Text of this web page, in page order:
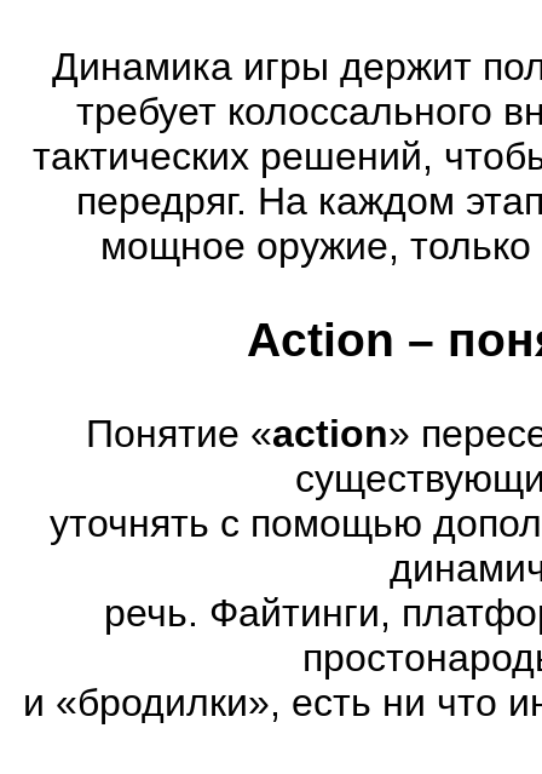
Динамика игры держит
требует колоссального
тактических решений,
передряг. На каждом
мощное оружие, только
Action –
Понятие «action»
уточнять с помощью
речь. Файтинги,
и «бродилки», есть ни что